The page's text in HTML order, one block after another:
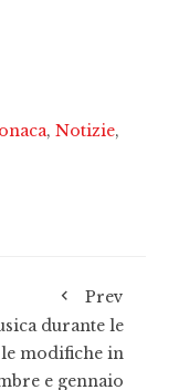
, Notizie,
Prev
durante le
le modifiche in
e gennaio